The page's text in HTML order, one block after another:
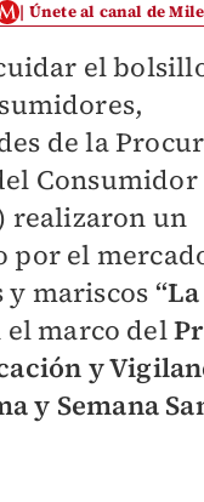
Únete al canal de
el
de la
Consumidor
realizaron un
por el
y mariscos
el marco del
y
y Semana